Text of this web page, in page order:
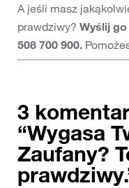
A jeśli masz
prawdziwy? Wyślij go
508 700 900.
3
“Wygasa
Zaufany?
prawdziwy.